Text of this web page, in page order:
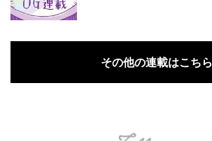
その他の連載はこちら